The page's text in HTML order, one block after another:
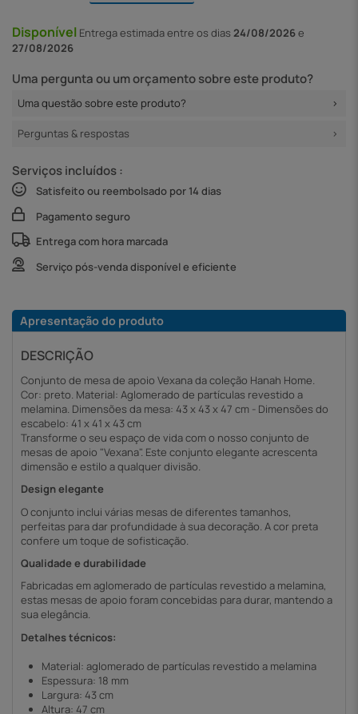
Disponível Entregaestimada entre os dias 24/08/2026e
27/08/2026
Uma pergunta ou um orçamento sobre este produto?
Uma questão sobre este produto?
Perguntas & respostas
Serviços incluídos :
Satisfeito ou reembolsado por 14 dias
Pagamento seguro
Entrega com hora marcada
Serviço pós-venda disponível e eficiente
Apresentação do produto
DESCRIÇÃO
Conjunto de mesa de apoio Vexana da coleção Hanah Home.
Cor: preto. Material: Aglomerado de partículas revestido a
melamina. Dimensões da mesa: 43 x 43 x 47 cm - Dimensões do
escabelo: 41 x 41 x 43 cm
Transforme o seu espaço de vida com o nosso conjunto de
mesas de apoio "Vexana". Este conjunto elegante acrescenta
dimensão e estilo a qualquer divisão.
Design elegante
O conjunto inclui várias mesas de diferentes tamanhos,
perfeitas para dar profundidade à sua decoração. A cor preta
confere um toque de sofisticação.
Qualidade e durabilidade
Fabricadas em aglomerado de partículas revestido a melamina,
estas mesas de apoio foram concebidas para durar, mantendo a
sua elegância.
Detalhes técnicos:
Material: aglomerado de partículas revestido a melamina
Espessura: 18 mm
Largura: 43 cm
Altura: 47 cm